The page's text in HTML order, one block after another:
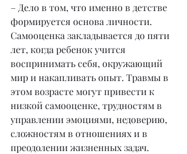
– Дело в том, что именно в детстве
формируется основа личности.
Самооценка закладывается до пяти
лет, когда ребенок учится
воспринимать себя, окружающий
мир и накапливать опыт. Травмы в
этом возрасте могут привести к
низкой самооценке, трудностям в
управлении эмоциями, недоверию,
сложностям в отношениях и в
преодолении жизненных задач.